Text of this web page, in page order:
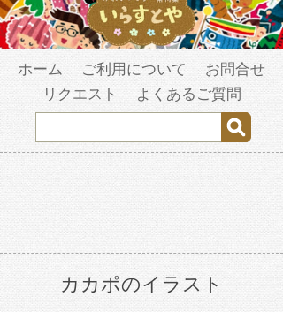
ホーム ご利用について
お問合せ
リクエスト
よくあるご質問
カカポのイラスト